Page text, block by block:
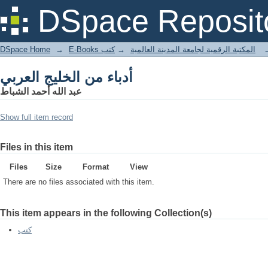
DSpace
أدباء من الخليج العربي
DSpace Home → E-Books المكتبة الرقمية لجامعة المدينة العالمية → كتب
أدباء من الخليج العربي
عبد الله أحمد الشباط
Show full item record
Files in this item
Files Size Format
View
There are no files associated with this item.
This item appears in the following Collection(s)
كتب